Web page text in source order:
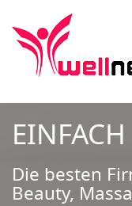
Die besten
Beauty,